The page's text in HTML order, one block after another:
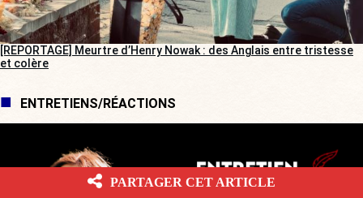
[REPORTAGE] Meurtre d’Henry Nowak : des Anglais entre tristesse
et colère
ENTRETIENS/RÉACTIONS
PARTAGER CET ARTICLE